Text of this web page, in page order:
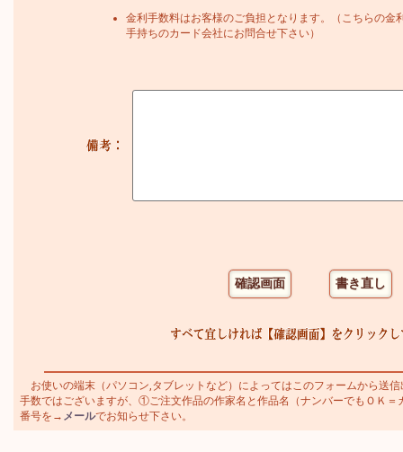
金利手数料はお客様のご負担となります。（こちらの金
手持ちのカード会社にお問合せ下さい）
お使いの端末（パソコン,タブレットなど）によってはこのフォームから送
手数ではございますが、①ご注文作品の作家名と作品名（ナンバーでもＯＫ
番号を→ メールでお知らせ下さい。